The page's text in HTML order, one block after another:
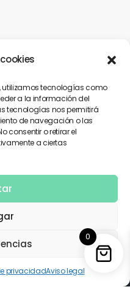
utilizamos tecnologías como
a la información del
tecnologías nos permitirá
de navegación o las
consentir o retirar el
a ciertas
privacidadAviso legal
los derechos reservados.
0